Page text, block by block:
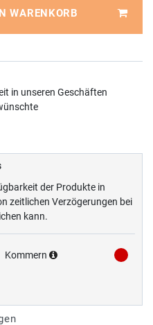
WARENKORB
in unseren Geschäften
der Produkte in
zeitlichen Verzögerungen bei
kann.
Kommern